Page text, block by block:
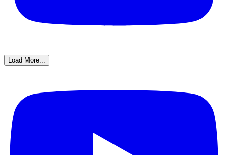
Load More...